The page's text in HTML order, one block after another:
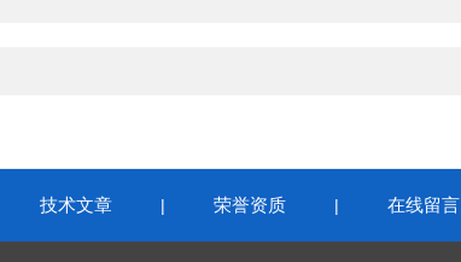
技术文章 | 荣誉资质 | 在线留言